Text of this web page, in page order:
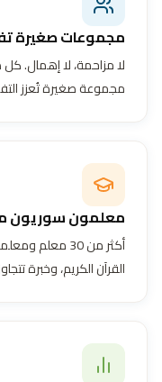
مجموعات صغيرة تفاعلية
لا مزاحمة، لا إهمال.
مجموعة صغيرة تُعزز
معلمون سوريون
أكثر من 30
القرآن الكريم، وخبرة تتجاوز 20 عاماً في